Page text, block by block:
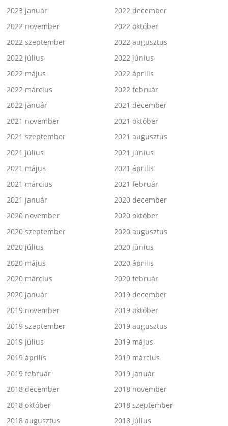
2023 január
2022 december
2022 november
2022 október
2022 szeptember
2022 augusztus
2022 július
2022 június
2022 május
2022 április
2022 március
2022 február
2022 január
2021 december
2021 november
2021 október
2021 szeptember
2021 augusztus
2021 július
2021 június
2021 május
2021 április
2021 március
2021 február
2021 január
2020 december
2020 november
2020 október
2020 szeptember
2020 augusztus
2020 július
2020 június
2020 május
2020 április
2020 március
2020 február
2020 január
2019 december
2019 november
2019 október
2019 szeptember
2019 augusztus
2019 július
2019 május
2019 április
2019 március
2019 február
2019 január
2018 december
2018 november
2018 október
2018 szeptember
2018 augusztus
2018 július